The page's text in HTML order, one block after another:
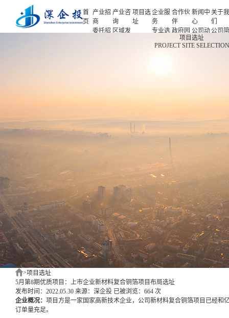
首
页
产业招
商
委托招
产业咨
询
区域发
专题研
究
项目选
址
企业服
务
专业选
项目申
合作伙
伴
政府园
企业客
新闻中
心
公司动
态
产业观
关于
们
公司
人力
新闻中心
项目选址
PROJECT SITE SELECTION
>项目选址
5月第8期优质项目：上市企业新材料复合铜箔项目布局选址
发布时间：2022.05.30 来源：深企投 已被浏览：664 次
企业概况： 项目方是一家国家高新技术企业，公司新材料复合铜箔项目已经和
订单量充足。